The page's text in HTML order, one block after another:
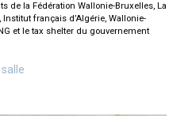
de la Fédération Wallonie-Bruxelles, La
français d’Algérie, Wallonie-
et le tax shelter du gouvernement